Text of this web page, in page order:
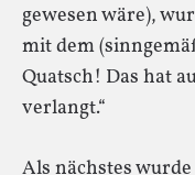
gewesen wäre),
mit dem
Quatsch! Das hat
verlangt.“
Als nächstes